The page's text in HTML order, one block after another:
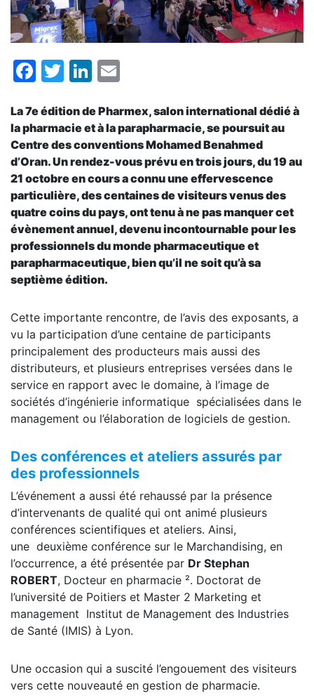
Facebook
TwitterLinkedIn
La 7e édition de Pharmex, salon international dédié à
la pharmacie et à la parapharmacie, se poursuit au
Centre des conventions Mohamed Benahmed
d’Oran. Un rendez-vous prévu en trois jours, du 19 au
21 octobre en cours a connu une effervescence
particulière, des centaines de visiteurs venus des
quatre coins du pays, ont tenu à ne pas manquer cet
évènement annuel, devenu incontournable pour les
professionnels du monde pharmaceutique et
parapharmaceutique, bien qu’il ne soit qu’à sa
septième édition.
Cette importante rencontre, de l’avis des exposants, a
vu la participation d’une centaine de participants
principalement des producteurs mais aussi des
distributeurs, et plusieurs entreprises versées dans le
service en rapport avec le domaine, à l’image de
sociétés d’ingénierie informatique spécialisées dans le
management ou l’élaboration de logiciels de gestion.
Des conférences et ateliers assurés par
des professionnels
L’événement a aussi été rehaussé par la présence
d’intervenants de qualité qui ont animé plusieurs
conférences scientifiques et ateliers. Ainsi,
une deuxième conférence sur le Marchandising, en
l’occurrence, a été présentée par Dr Stephan
ROBERT, Docteur en pharmacie ². Doctorat de
l’université de Poitiers et Master 2 Marketing et
management Institut de Management des Industries
de Santé (IMIS) à Lyon.
Une occasion qui a suscité l’engouement des visiteurs
vers cette nouveauté en gestion de pharmacie.